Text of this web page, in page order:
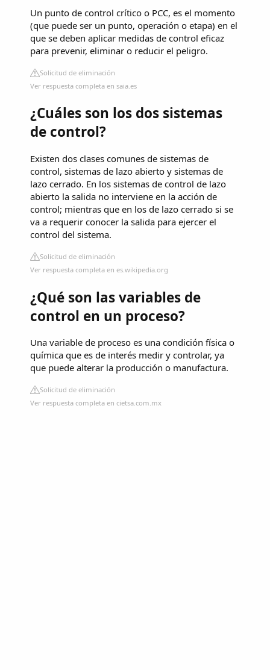
Un punto de control crítico o PCC, es el momento
(que puede ser un punto, operación o etapa) en el
que se deben aplicar medidas de control eficaz
para prevenir, eliminar o reducir el peligro.
Solicitud de eliminación
Ver respuesta completa en saia.es
¿Cuáles son los dos sistemas
de control?
Existen dos clases comunes de sistemas de
control, sistemas de lazo abierto y sistemas de
lazo cerrado. En los sistemas de control de lazo
abierto la salida no interviene en la acción de
control; mientras que en los de lazo cerrado si se
va a requerir conocer la salida para ejercer el
control del sistema.
Solicitud de eliminación
Ver respuesta completa en es.wikipedia.org
¿Qué son las variables de
control en un proceso?
Una variable de proceso es una condición física o
química que es de interés medir y controlar, ya
que puede alterar la producción o manufactura.
Solicitud de eliminación
Ver respuesta completa en cietsa.com.mx